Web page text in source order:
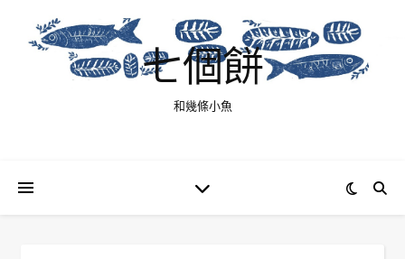
七個餅
和幾條小魚